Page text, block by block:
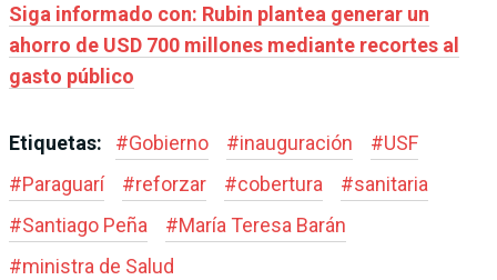
Siga informado con: Rubin plantea generar un
ahorro de USD 700 millones mediante recortes al
gasto público
Etiquetas: #Gobierno #inauguración #USF
#Paraguarí #reforzar #cobertura #sanitaria
#Santiago Peña #María Teresa Barán
#ministra de Salud